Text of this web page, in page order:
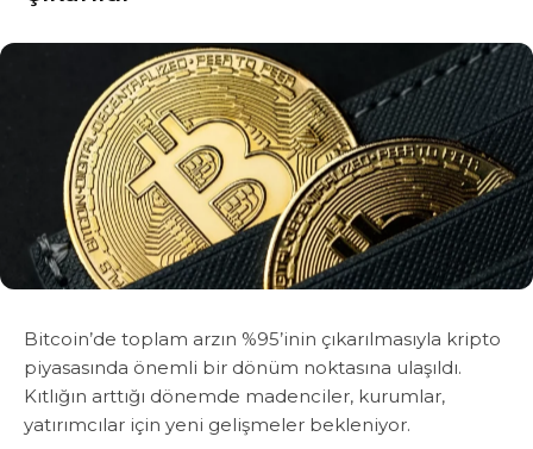
Bitcoin’de toplam arzın %95’inin çıkarılmasıyla kripto
piyasasında önemli bir dönüm noktasına ulaşıldı.
Kıtlığın arttığı dönemde madenciler, kurumlar,
yatırımcılar için yeni gelişmeler bekleniyor.